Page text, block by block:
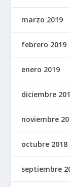
marzo 2019
febrero 2019
enero 2019
diciembre
noviembre
octubre 2018
septiembre